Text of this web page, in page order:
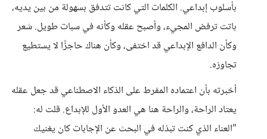
بأسلوب إبداعي. الكلمات التي كانت تتدفق بسهولة من بين يديه،
باتت ترفض المجيء، وأصبح عقله وكأنه في سبات طويل. شعر
وكأن الدافع الإبداعي قد اختفى، وكأن هناك حاجزًا لا يستطيع
تجاوزه.
أخبرته بأن اعتماده المفرط على الذكاء الاصطناعي قد جعل عقله
يعتاد الراحة، والراحة هنا هي العدو الأول للإبداع. قلت له:
"العناء الذي كنت تبذله في البحث عن الإجابات كان يغنيك